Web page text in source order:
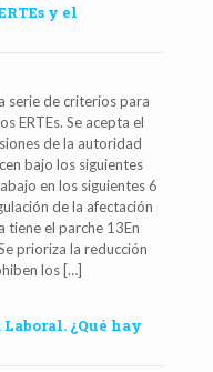
y el
serie de criterios para
ERTEs. Se acepta el
de la autoridad
bajo los siguientes
en los siguientes 6
de la afectación
tiene el parche 13En
prioriza la reducción
los […]
¿Qué hay